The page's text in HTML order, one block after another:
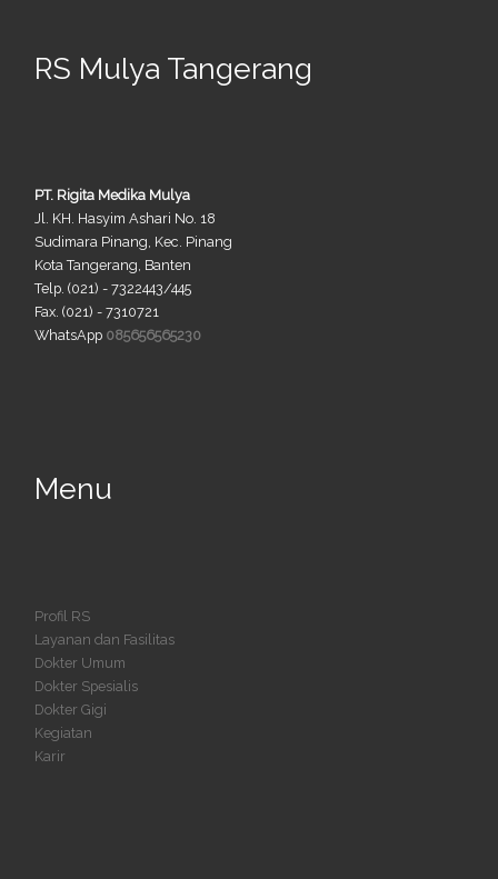
RS Mulya Tangerang
PT. Rigita Medika Mulya
Jl. KH. Hasyim Ashari No. 18
Sudimara Pinang, Kec. Pinang
Kota Tangerang, Banten
Telp. (021) - 7322443/445
Fax. (021) - 7310721
WhatsApp 085656565230
Menu
Profil RS
Layanan dan Fasilitas
Dokter Umum
Dokter Spesialis
Dokter Gigi
Kegiatan
Karir